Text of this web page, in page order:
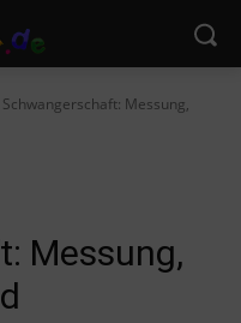
Messung,
Messung,